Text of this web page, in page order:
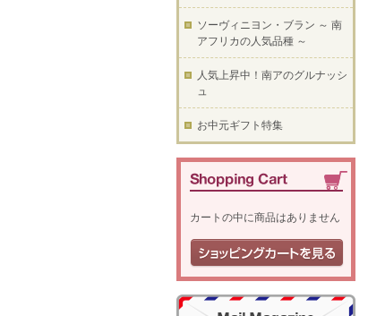
ソーヴィニヨン・ブラン ～ 南
アフリカの人気品種 ～
人気上昇中！南アのグルナッシ
ュ
お中元ギフト特集
カートの中に商品はありません